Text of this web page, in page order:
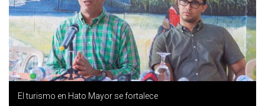
El turismo en Hato Mayor se fortalece